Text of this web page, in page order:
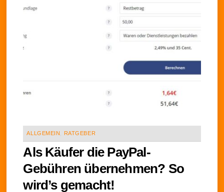
ALLGEMEIN RATGEBER
Als Käufer die PayPal-
Gebühren übernehmen? So
wird’s gemacht!